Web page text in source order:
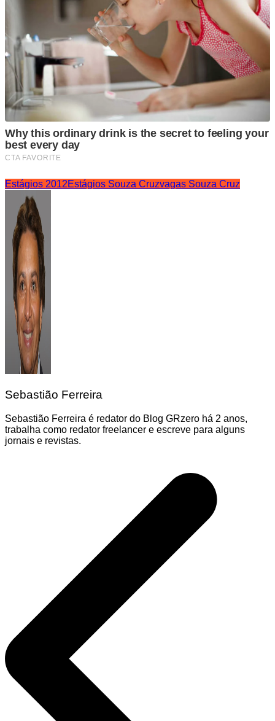
Estágios 2012Estágios Souza Cruzvagas Souza Cruz
Sebastião Ferreira
Sebastião Ferreira é redator do Blog GRzero há 2 anos,
trabalha como redator freelancer e escreve para alguns
jornais e revistas.